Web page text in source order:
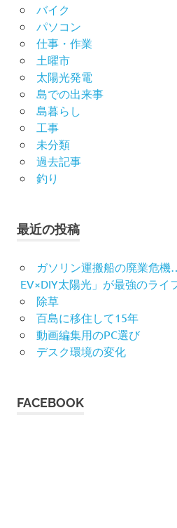
バイク
パソコン
仕事・作業
土曜市
太陽光発電
島での出来事
島暮らし
工事
未分類
過去記事
釣り
最近の投稿
ガソリン運搬船の廃業危
EV×DIY太陽光」が最強のライ
除草
百島に移住して15年
動画編集用のPC選び
デスク環境の変化
FACEBOOK